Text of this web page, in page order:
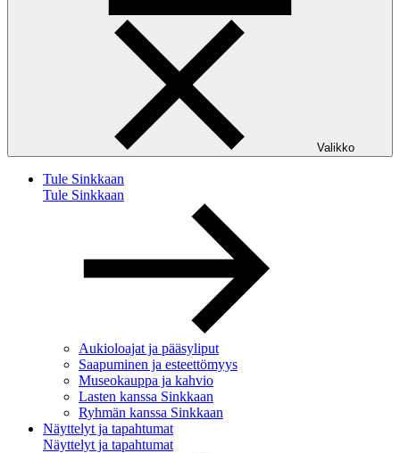
Valikko
Tule Sinkkaan
Tule Sinkkaan
Aukioloajat ja pääsyliput
Saapuminen ja esteettömyys
Museokauppa ja kahvio
Lasten kanssa Sinkkaan
Ryhmän kanssa Sinkkaan
Näyttelyt ja tapahtumat
Näyttelyt ja tapahtumat